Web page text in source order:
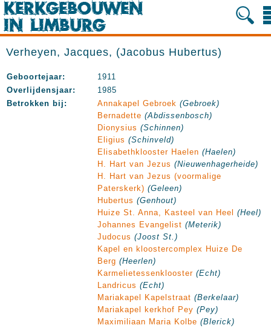
Verheyen, Jacques, (Jacobus Hubertus)
Geboortejaar:
1911
Overlijdensjaar:
1985
Betrokken bij:
Annakapel Gebroek (Gebroek)
Bernadette (Abdissenbosch)
Dionysius (Schinnen)
Eligius (Schinveld)
Elisabethklooster Haelen (Haelen)
H. Hart van Jezus (Nieuwenhagerheide)
H. Hart van Jezus (voormalige
Paterskerk) (Geleen)
Hubertus (Genhout)
Huize St. Anna, Kasteel van Heel
(Heel)
Johannes Evangelist (Meterik)
Judocus (Joost St.)
Kapel en kloostercomplex Huize De
Berg (Heerlen)
Karmelietessenklooster (Echt)
Landricus (Echt)
Mariakapel Kapelstraat (Berkelaar)
Mariakapel kerkhof Pey (Pey)
Maximiliaan Maria Kolbe (Blerick)